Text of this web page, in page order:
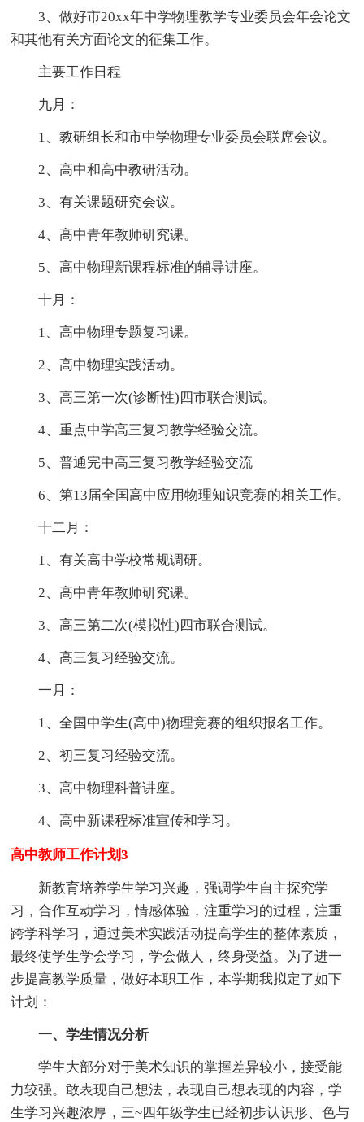
3、做好市20xx年中学物理教学专业委员会年会论文
和其他有关方面论文的征集工作。
主要工作日程
九月：
1、教研组长和市中学物理专业委员会联席会议。
2、高中和高中教研活动。
3、有关课题研究会议。
4、高中青年教师研究课。
5、高中物理新课程标准的辅导讲座。
十月：
1、高中物理专题复习课。
2、高中物理实践活动。
3、高三第一次(诊断性)四市联合测试。
4、重点中学高三复习教学经验交流。
5、普通完中高三复习教学经验交流
6、第13届全国高中应用物理知识竞赛的相关工作。
十二月：
1、有关高中学校常规调研。
2、高中青年教师研究课。
3、高三第二次(模拟性)四市联合测试。
4、高三复习经验交流。
一月：
1、全国中学生(高中)物理竞赛的组织报名工作。
2、初三复习经验交流。
3、高中物理科普讲座。
4、高中新课程标准宣传和学习。
高中教师工作计划3
新教育培养学生学习兴趣，强调学生自主探究学
习，合作互动学习，情感体验，注重学习的过程，注重
跨学科学习，通过美术实践活动提高学生的整体素质，
最终使学生学会学习，学会做人，终身受益。为了进一
步提高教学质量，做好本职工作，本学期我拟定了如下
计划：
一、学生情况分析
学生大部分对于美术知识的掌握差异较小，接受能
力较强。敢表现自己想法，表现自己想表现的内容，学
生学习兴趣浓厚，三~四年级学生已经初步认识形、色与